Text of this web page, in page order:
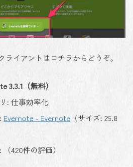
イアントはコチラからどうぞ。
3.3.1（無料）
: 仕事効率化
Evernote - Evernote （サイズ: 25.8
420件の評価）